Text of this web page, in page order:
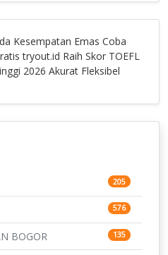
Kesempatan Emas Coba
tryout.id Raih Skor TOEFL
2026 Akurat Fleksibel
205
576
BOGOR 135